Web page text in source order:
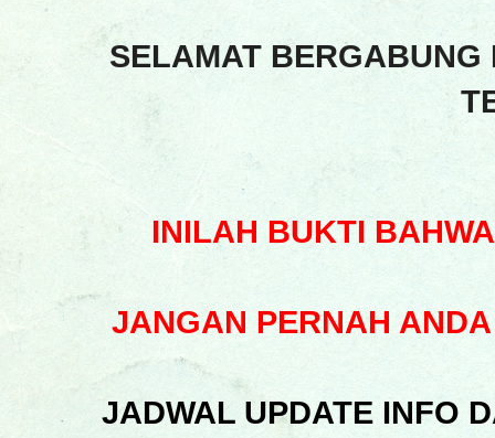
SELAMAT
INILAH BUKTI
JANGAN PERNAH
JADWAL UPDATE INFO